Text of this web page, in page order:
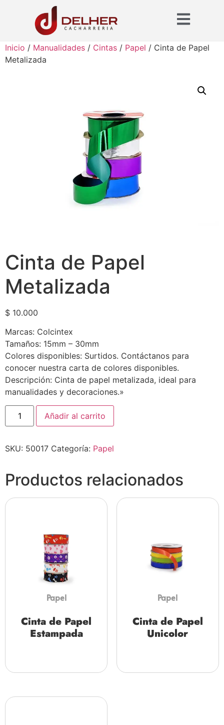
Inicio / Manualidades / Cintas / Papel / Cinta de Papel
Metalizada
Cinta de Papel
Metalizada
$ 10.000
Marcas: Colcintex
Tamaños: 15mm – 30mm
Colores disponibles: Surtidos. Contáctanos para
conocer nuestra carta de colores disponibles.
Descripción: Cinta de papel metalizada, ideal para
manualidades y decoraciones.»
Añadir al carrito
SKU: 50017 Categoría: Papel
Productos relacionados
Papel
Cinta de Papel
Estampada
Papel
Cinta de Papel
Unicolor